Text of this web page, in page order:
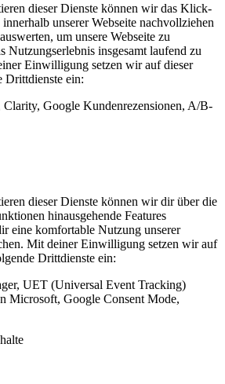
dieser Dienste können wir das Klick-
unserer Webseite nachvollziehen
um unsere Webseite zu
Nutzungserlebnis insgesamt laufend zu
Einwilligung setzen wir auf dieser
Drittdienste ein:
Google Kundenrezensionen, A/B-
dieser Dienste können wir dir über die
hinausgehende Features
eine komfortable Nutzung unserer
Mit deiner Einwilligung setzen wir auf
Drittdienste ein:
UET (Universal Event Tracking)
Microsoft, Google Consent Mode,